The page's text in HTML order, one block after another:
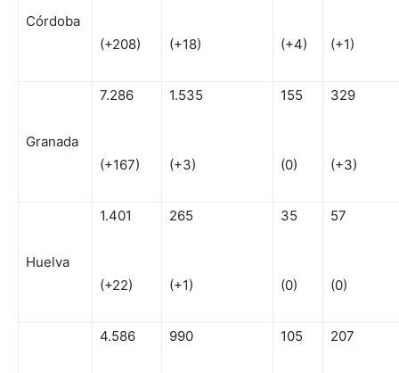
Córdoba
(+208) (+18) (+4) (+1)
Granada
7.286
(+167)
1.535
(+3)
155
(0)
329
(+3)
Huelva
1.401
(+22)
265
(+1)
35
(0)
57
(0)
4.586 990 105 207